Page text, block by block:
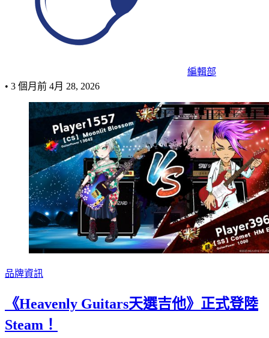
編輯部
• 3 個月前 4月 28, 2026
品牌資訊
《Heavenly Guitars天選吉他》正式登陸
Steam！